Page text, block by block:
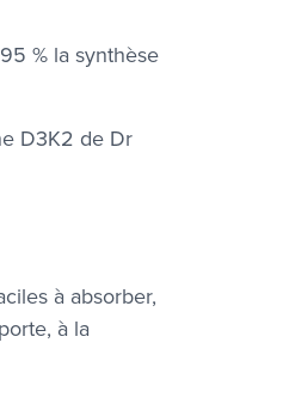
% la synthèse
D3K2 de Dr
à absorber,
à la